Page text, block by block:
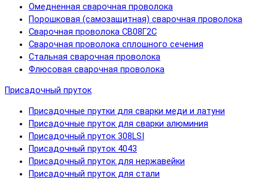
Омедненная сварочная проволока
Порошковая (самозащитная) сварочная проволока
Сварочная проволока СВ08Г2С
Сварочная проволока сплошного сечения
Стальная сварочная проволока
Флюсовая сварочная проволока
Присадочный пруток
Присадочные прутки для сварки меди и латуни
Присадочные пруток для сварки алюминия
Присадочный пруток 308LSI
Присадочный пруток 4043
Присадочный пруток для нержавейки
Присадочный пруток для стали